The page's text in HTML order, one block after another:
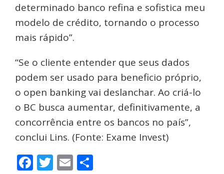
determinado banco refina e sofistica meu
modelo de crédito, tornando o processo
mais rápido”.
“Se o cliente entender que seus dados
podem ser usado para beneficio próprio,
o open banking vai deslanchar. Ao criá-lo
o BC busca aumentar, definitivamente, a
concorrência entre os bancos no país”,
conclui Lins. (Fonte: Exame Invest)
Facebook
Twitter
Email